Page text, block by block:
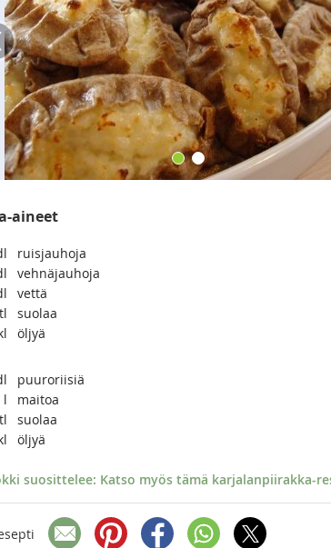
aineet
ruisjauhoja
vehnäjauhoja
vettä
tl
suolaa
öljyä
puuroriisiä
l
maitoa
tl
suolaa
öljyä
suosittelee: Katso myös tämä karjalanpiirakka-